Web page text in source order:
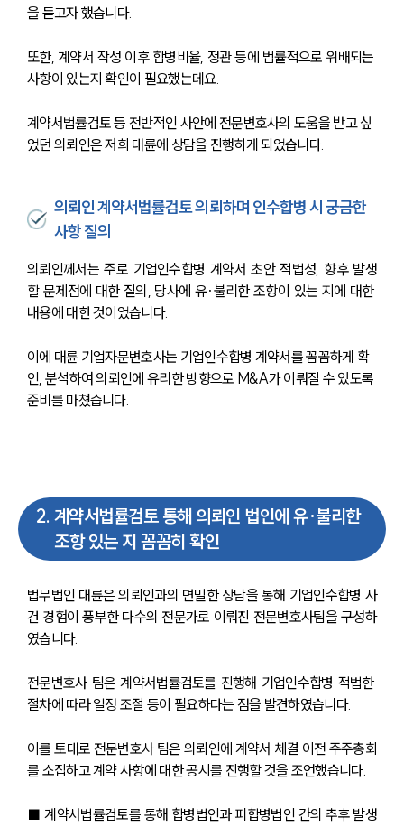
을 듣고자 했습니다.
또한, 계약서 작성 이후 합병비율, 정관 등에 법률적으로 위배되는
사항이 있는지 확인이 필요했는데요.
계약서법률검토 등 전반적인 사안에 전문변호사의 도움을 받고 싶
었던 의뢰인은 저희 대륜에 상담을 진행하게 되었습니다.
의뢰인 계약서법률검토 의뢰하며 인수합병 시 궁금한
사항 질의
의뢰인께서는 주로 기업인수합병 계약서 초안 적법성, 향후 발생
할 문제점에 대한 질의, 당사에 유·불리한 조항이 있는 지에 대한
내용에 대한 것이었습니다.
이에 대륜 기업자문변호사는 기업인수합병 계약서를 꼼꼼하게 확
인, 분석하여 의뢰인에 유리한 방향으로 M&A가 이뤄질 수 있도록
준비를 마쳤습니다.
2. 계약서법률검토 통해 의뢰인 법인에 유·불리한
조항 있는 지 꼼꼼히 확인
법무법인 대륜은 의뢰인과의 면밀한 상담을 통해 기업인수합병 사
건 경험이 풍부한 다수의 전문가로 이뤄진 전문변호사팀을 구성하
였습니다.
전문변호사 팀은 계약서법률검토를 진행해 기업인수합병 적법한
절차에 따라 일정 조절 등이 필요하다는 점을 발견하였습니다.
이를 토대로 전문변호사 팀은 의뢰인에 계약서 체결 이전 주주총회
를 소집하고 계약 사항에 대한 공시를 진행할 것을 조언했습니다.
■ 계약서법률검토를 통해 합병법인과 피합병법인 간의 추후 발생